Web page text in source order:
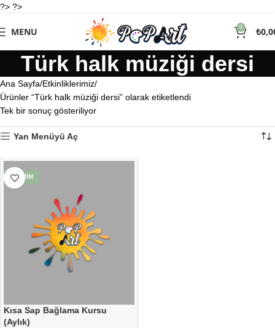
?> ?>
MENU 0 ₺
Türk halk müziği dersi
Ana Sayfa Etkinliklerimiz
Ürünler “Türk halk müziği dersi” olarak etiketlendi
Tek bir sonuç gösteriliyor
Yan Menüyü Aç
İNDIRIM
Kısa Sap Bağlama Kursu
(Aylık)